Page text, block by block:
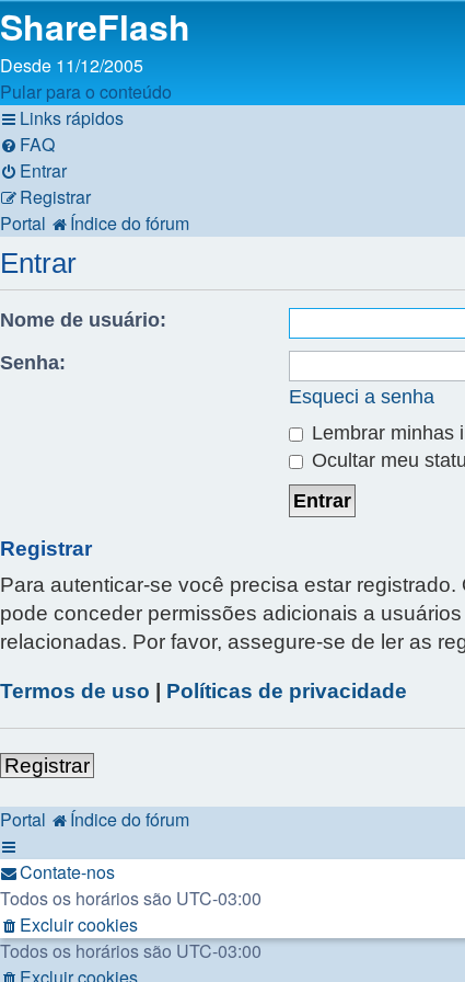
ShareFlash
Desde 11/12/2005
Pular para o conteúdo
Links rápidos
FAQ
Entrar
Registrar
Portal
Índice do fórum
Entrar
Nome de usuário:
Senha:
Esqueci a senha
Lembrar minhas
Ocultar meu
Registrar
Para autenticar-se você precisa estar
pode conceder permissões adicionais a
relacionadas. Por favor, assegure-se de ler as
Termos de uso Políticas de privacidade
Registrar
Portal Índice do fórum
Contate-nos
Todos os horários são UTC-03:00
Excluir cookies
Todos os horários são UTC-03:00